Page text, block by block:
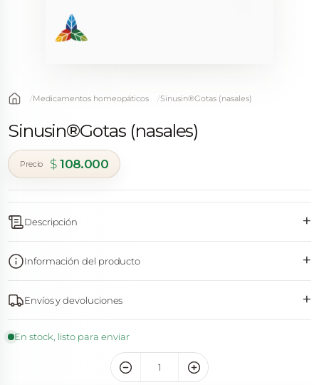
Medicamentos homeopáticos Sinusin®Gotas (nasales)
Sinusin®Gotas (nasales)
$108.000
Descripción +
Información del producto +
Envíos y devoluciones +
En stock, listo para enviar